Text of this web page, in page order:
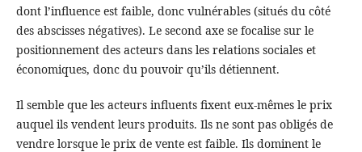
dont l’influence est faible, donc vulnérables (situés du côté
des abscisses négatives). Le second axe se focalise sur le
positionnement des acteurs dans les relations sociales et
économiques, donc du pouvoir qu’ils détiennent.
Il semble que les acteurs influents fixent eux-mêmes le prix
auquel ils vendent leurs produits. Ils ne sont pas obligés de
vendre lorsque le prix de vente est faible. Ils dominent le